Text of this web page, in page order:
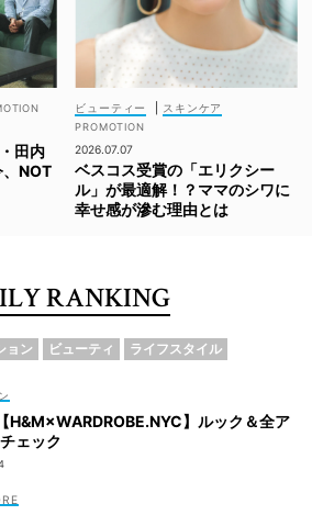
田内
NOT
ビューティー スキンケア
2026.07.07
ベスコス受賞の「エリクシー
ル」が最適解！？ママのシワに
幸せ感が滲む理由とは
RANKING
ョン ビューティ ライフスタイル
H&M×WARDROBE.NYC】ルック＆全ア
ェック